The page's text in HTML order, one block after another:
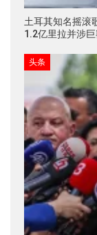
土耳其知名摇滚
1.2亿里拉并涉
头条